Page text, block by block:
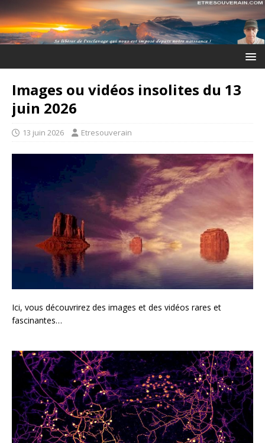
Images ou vidéos insolites du 13
juin 2026
13 juin 2026 Etresouverain
Ici, vous découvrirez des images et des vidéos rares et
fascinantes…